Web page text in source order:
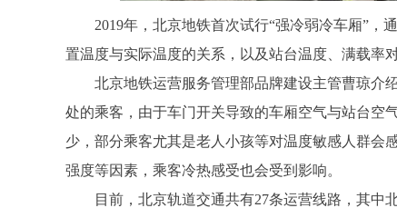
2019年，北京地铁首次试行“强冷弱冷车厢”，通
置温度与实际温度的关系，以及站台温度、满载率
北京地铁运营服务管理部品牌建设主管曹琼介绍
处的乘客，由于车门开关导致的车厢空气与站台空
少，部分乘客尤其是老人小孩等对温度敏感人群会
强度等因素，乘客冷热感受也会受到影响。
目前，北京轨道交通共有27条运营线路，其中北